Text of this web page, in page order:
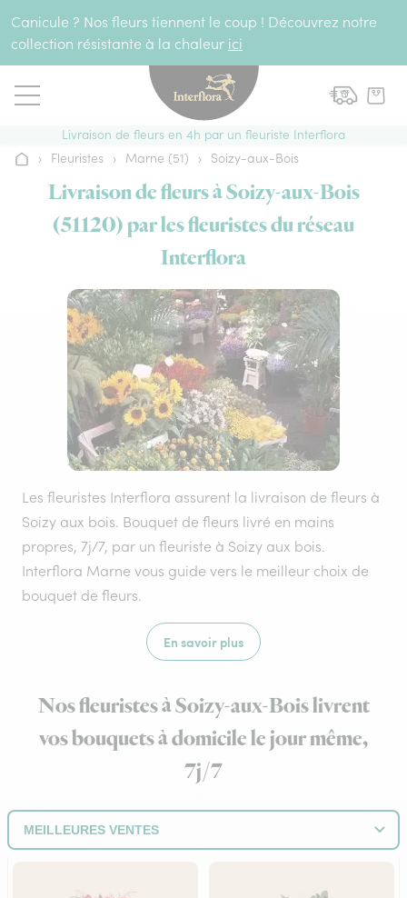
Canicule ? Nos fleurs tiennent le coup ! Découvrez notre
collection résistante à la chaleur ici
Livraison de fleurs en 4h par un fleuriste Interflora
Accueil
› Fleuristes › Marne (51) › Soizy-aux-Bois
Livraison de fleurs à Soizy-aux-Bois
(51120) par les fleuristes du réseau
Interflora
Les fleuristes Interflora assurent la livraison de fleurs à
Soizy aux bois. Bouquet de fleurs livré en mains
propres, 7j/7, par un fleuriste à Soizy aux bois.
Interflora Marne vous guide vers le meilleur choix de
bouquet de fleurs.
En savoir plus
Nos fleuristes à Soizy-aux-Bois livrent
vos bouquets à domicile le jour même,
7j/7